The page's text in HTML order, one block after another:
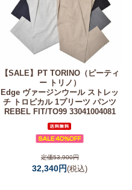
【SALE】 PT TORINO（ピーティ
ー トリノ）
Edge ヴァージンウール ストレッ
チ トロピカル 1プリーツ パンツ
REBEL FIT/TO99 33041004081
定価53,900円
32,340円(税込)